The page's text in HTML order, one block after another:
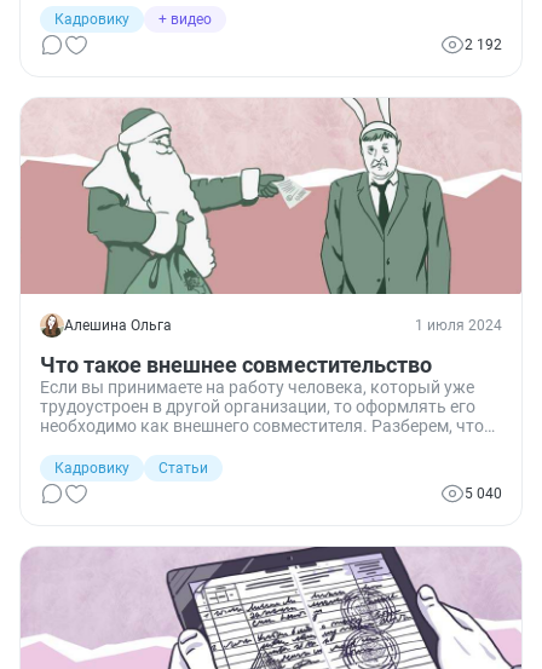
2 недели поговорим об оферте, и в конце месяца
поговорим о том, что нужно сделать, чтобы подготовить
свой устав к публикации на портале Министерства
Кадровику
+ видео
2 192
Алешина Ольга 1 июля 2024
Что такое внешнее совместительство
Если вы принимаете на работу человека, который уже
трудоустроен в другой организации, то оформлять его
необходимо как внешнего совместителя. Разберем, что
особенности.
Кадровику
Статьи
5 040